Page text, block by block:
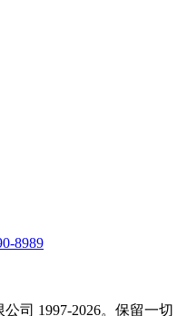
8989
司 1997-2026。保留一切